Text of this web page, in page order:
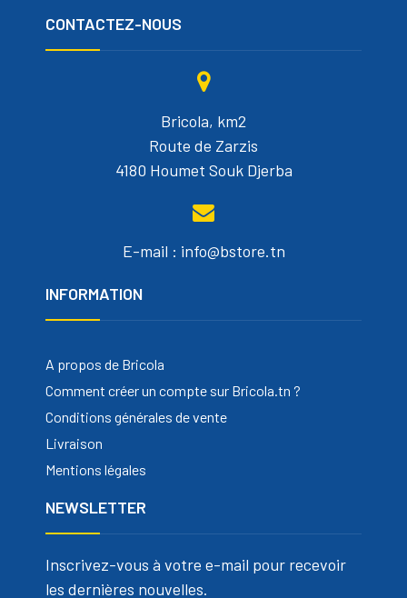
CONTACTEZ-NOUS
Bricola, km2
Route de Zarzis
4180 Houmet Souk Djerba
E-mail : info@bstore.tn
INFORMATION
A propos de Bricola
Comment créer un compte sur Bricola.tn ?
Conditions générales de vente
Livraison
Mentions légales
NEWSLETTER
Inscrivez-vous à votre e-mail pour recevoir
les dernières nouvelles.